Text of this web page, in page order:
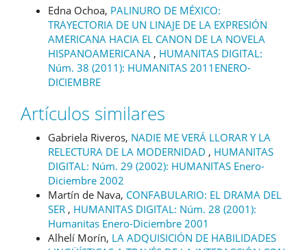
Edna Ochoa, PALINURO DE MÉXICO:
TRAYECTORIA DE UN LINAJE DE LA EXPRESIÓN
AMERICANA HACIA EL CANON DE LA NOVELA
HISPANOAMERICANA , HUMANITAS DIGITAL:
Núm. 38 (2011): HUMANITAS 2011ENERO-
DICIEMBRE
Artículos similares
Gabriela Riveros, NADIE ME VERÁ LLORAR Y LA
RELECTURA DE LA MODERNIDAD , HUMANITAS
DIGITAL: Núm. 29 (2002): HUMANITAS Enero-
Diciembre 2002
Martín de Nava, CONFABULARIO: EL DRAMA DEL
SER , HUMANITAS DIGITAL: Núm. 28 (2001):
Humanitas Enero-Diciembre 2001
Alhelí Morín, LA ADQUISICIÓN DE HABILIDADES